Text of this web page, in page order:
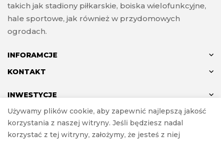
takich jak stadiony piłkarskie, boiska wielofunkcyjne,
hale sportowe, jak również w przydomowych
ogrodach.
INFORAMCJE
KONTAKT
INWESTYCJE
© ANTON 2024
Używamy plików cookie, aby zapewnić najlepszą jakość
korzystania z naszej witryny. Jeśli będziesz nadal
korzystać z tej witryny, założymy, że jesteś z niej